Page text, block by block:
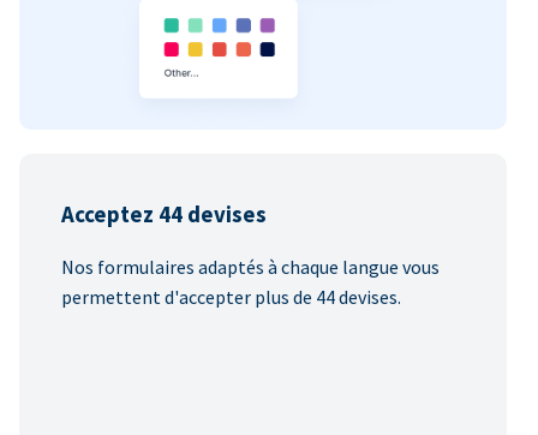
Acceptez 44 devises
Nos formulaires adaptés à chaque langue vous
permettent d'accepter plus de 44 devises.